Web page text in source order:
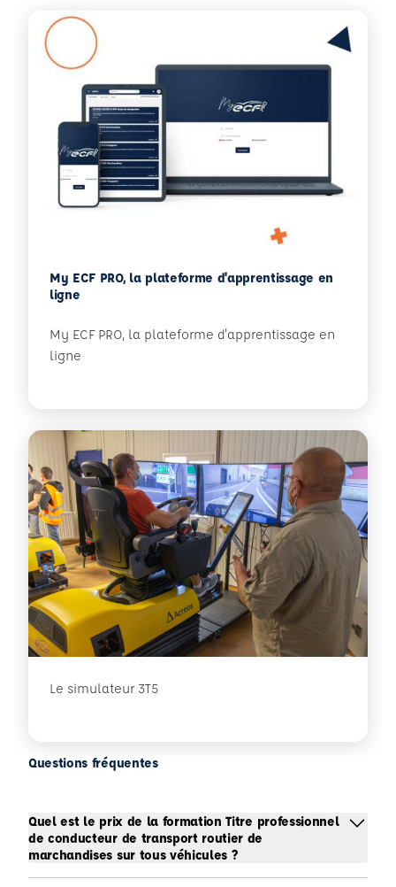
My ECF PRO, la plateforme d'apprentissage en
ligne
My ECF PRO, la plateforme d'apprentissage en
ligne
Le simulateur 3T5
Questions fréquentes
Quel est le prix de la formation Titre professionnel
de conducteur de transport routier de
marchandises sur tous véhicules ?